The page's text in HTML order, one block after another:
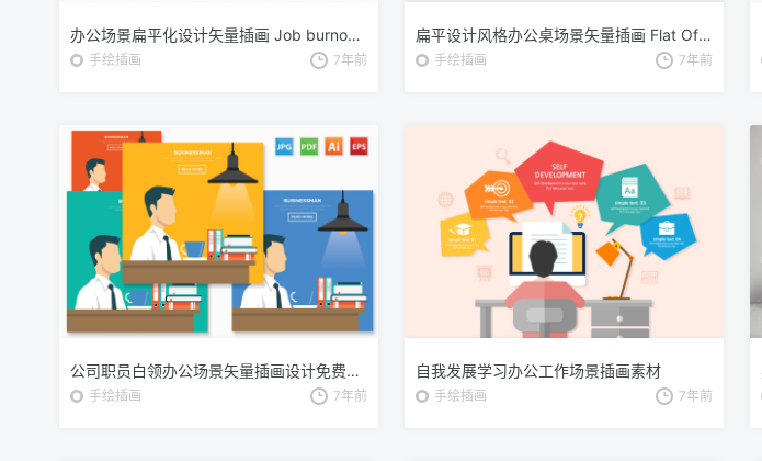
办公场景扁平化设计矢量插画 Job burnout – flat design style illustration
手绘插画 7年前
扁平设计风格办公桌场景矢量插画 Flat Office Desk
手绘插画 7年前
公司职员白领办公场景矢量插画设计免费素材 Businessman design
手绘插画 7年前
自我发展学习办公工作场景插画素材
手绘插画 7年前